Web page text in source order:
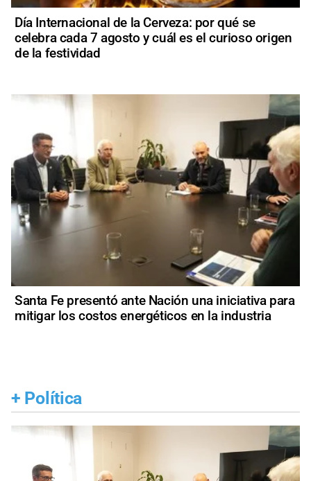
Día Internacional de la Cerveza: por qué se
celebra cada 7 agosto y cuál es el curioso origen
de la festividad
Santa Fe presentó ante Nación una iniciativa para
mitigar los costos energéticos en la industria
+ Política